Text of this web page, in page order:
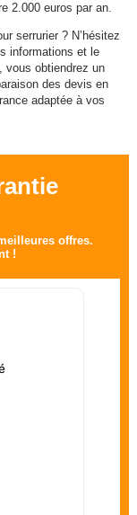
2.000 euros par an.
serrurier ? N’hésitez
informations et le
vous obtiendrez un
des devis en
adaptée à vos
offres.
!